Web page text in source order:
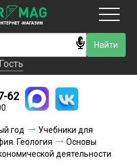
доставки
оплаты
62
год
Учебники для
Геология
Основы
деятельности